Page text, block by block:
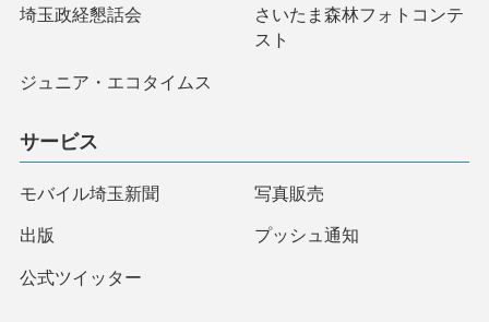
埼玉政経懇話会
さいたま森林フォトコンテ
スト
ジュニア・エコタイムス
サービス
モバイル埼玉新聞 写真販売
出版 プッシュ通知
公式ツイッター